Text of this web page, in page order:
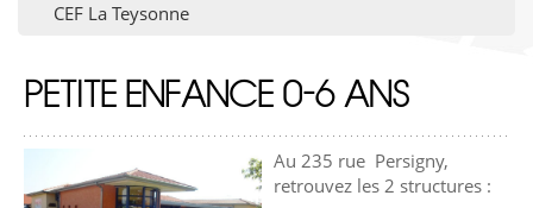
CEF La Teysonne
PETITE ENFANCE 0-6 ANS
Au 235 rue Persigny,
retrouvez les 2 structures :